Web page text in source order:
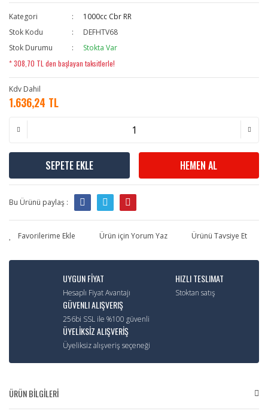
Kategori
1000cc Cbr RR
Stok Kodu
DEFHTV68
Stok Durumu
Stokta Var
* 308,70 TL den başlayan taksitlerle!
Kdv Dahil
1.636,24 TL
SEPETE EKLE HEMEN AL
Bu Ürünü paylaş :
Ürün için Yorum Yaz Ürünü Tavsiye Et
UYGUN FİYAT
Hesaplı Fiyat Avantajı
HIZLI TESLIMAT
Stoktan satış
GÜVENLI ALIŞVERIŞ
256bi SSL ile %100 güvenli
ÜYELİKSİZ ALIŞVERİŞ
Üyeliksiz alışveriş seçeneği
ÜRÜN BİLGİLERİ